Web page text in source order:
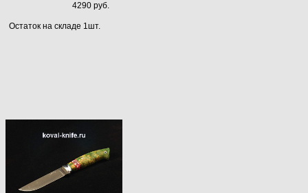
4290 руб.
Остаток на складе 1шт.